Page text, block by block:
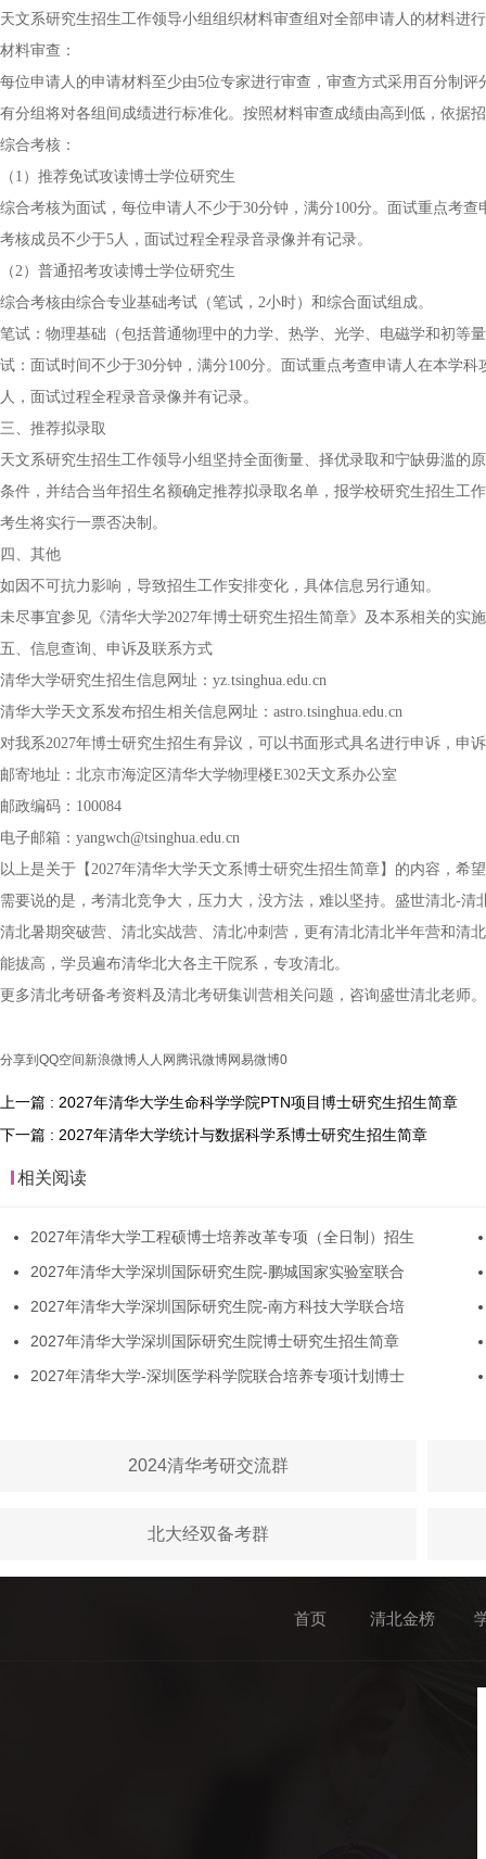
天文系研究生招生工作领导小组组织材料审查组对全部申请人的材料进
材料审查：
每位申请人的申请材料至少由5位专家进行审查，审查方式采用百分制
有分组将对各组间成绩进行标准化。按照材料审查成绩由高到低，依据
综合考核：
（1）推荐免试攻读博士学位研究生
综合考核为面试，每位申请人不少于30分钟，满分100分。面试重点考
考核成员不少于5人，面试过程全程录音录像并有记录。
（2）普通招考攻读博士学位研究生
综合考核由综合专业基础考试（笔试，2小时）和综合面试组成。
笔试：物理基础（包括普通物理中的力学、热学、光学、电磁学和初等
试：面试时间不少于30分钟，满分100分。面试重点考查申请人在本学
人，面试过程全程录音录像并有记录。
三、推荐拟录取
天文系研究生招生工作领导小组坚持全面衡量、择优录取和宁缺毋滥的
条件，并结合当年招生名额确定推荐拟录取名单，报学校研究生招生工
考生将实行一票否决制。
四、其他
如因不可抗力影响，导致招生工作安排变化，具体信息另行通知。
未尽事宜参见《清华大学2027年博士研究生招生简章》及本系相关的实
五、信息查询、申诉及联系方式
清华大学研究生招生信息网址：yz.tsinghua.edu.cn
清华大学天文系发布招生相关信息网址：astro.tsinghua.edu.cn
对我系2027年博士研究生招生有异议，可以书面形式具名进行申诉，申
邮寄地址：北京市海淀区清华大学物理楼E302天文系办公室
邮政编码：100084
电子邮箱：yangwch@tsinghua.edu.cn
以上是关于【2027年清华大学天文系博士研究生招生简章】的内容，
需要说的是，考清北竞争大，压力大，没方法，难以坚持。盛世清北-
清北暑期突破营、清北实战营、清北冲刺营，更有清北清北半年营和清
能拔高，学员遍布清华北大各主干院系，专攻清北。
更多清北考研备考资料及清北考研集训营相关问题，咨询盛世清北老师。
分享到 QQ空间 新浪微博人人网 腾讯微博网易微博0
上一篇 : 2027年清华大学生命科学学院PTN项目博士研究生招生简章
下一篇 : 2027年清华大学统计与数据科学系博士研究生招生简章
相关阅读
2027年清华大学工程硕博士培养改革专项（全日制）招生
2027年清华大学深圳国际研究生院-鹏城国家实验室联合
2027年清华大学深圳国际研究生院-南方科技大学联合培
2027年清华大学深圳国际研究生院博士研究生招生简章
2027年清华大学-深圳医学科学院联合培养专项计划博士
2024清华考研交流群
北大经双备考群
首页 清北金榜